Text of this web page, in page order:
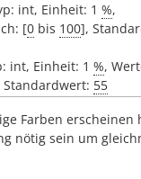
int, Einheit: 1 %,
[0 bis 100],
int, Einheit: 1 %,
Standardwert: 55
Farben erscheinen
nötig sein um